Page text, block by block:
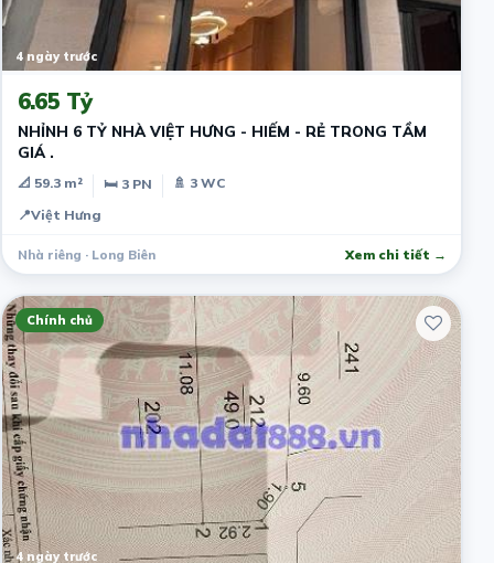
4 ngày trước
6.65 Tỷ
NHỈNH 6 TỶ NHÀ VIỆT HƯNG - HIẾM - RẺ TRONG TẦM
GIÁ .
📐 59.3 m² 🛏 3 PN
🚿 3 WC
📍Việt Hưng
Nhà riêng · Long Biên Xem chi tiết →
Chính chủ
4 ngày trước